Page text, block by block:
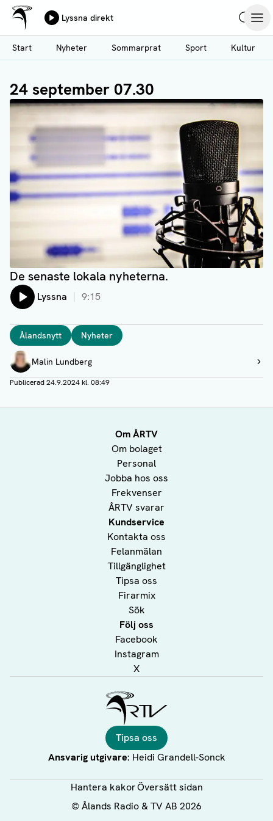
Hoppa
till
huvudinnehåll
Ålands Radio & TV
Lyssna direkt
Start
Nyheter Sommarprat Sport Kultur
24 september 07.30
De senaste lokala nyheterna.
Lyssna 9:15
Taggar
Ålandsnytt Nyheter
Författare
Malin Lundberg
Visa profil
Publicerad24.9.2024 kl. 08:49
Om ÅRTV
Om bolaget
Personal
Jobba hos oss
Frekvenser
ÅRTV svarar
Kundservice
Kontakta oss
Felanmälan
Tillgänglighet
Tipsa oss
Firarmix
Sök
Följ oss
Facebook
Instagram
X
Tipsa oss
Ansvarig utgivare: Heidi Grandell-Sonck
Hantera kakorÖversätt sidan
©Ålands Radio & TV AB 2026